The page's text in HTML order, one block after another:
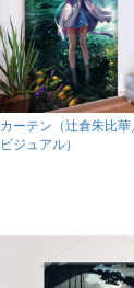
カーテン（辻倉朱比華
ビジュアル）